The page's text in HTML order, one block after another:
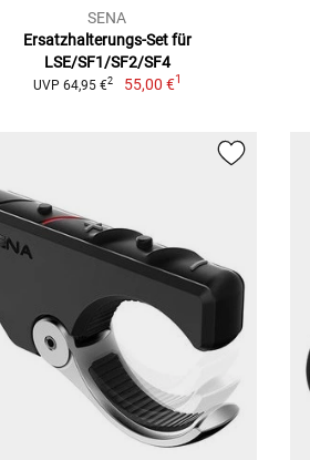
SENA
Ersatzhalterungs-Set für
LSE/SF1/SF2/SF4
UVP 64,95 €2 55,00 €1